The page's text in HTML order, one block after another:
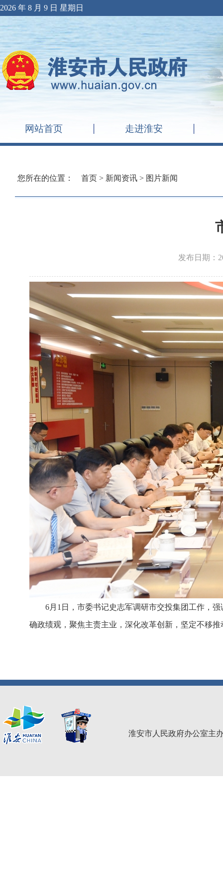
2026 年 8 月 9 日 星期日
网站首页 走进淮安
您所在的位置： 首页 > 新闻资讯 > 图片新闻
发布日期：
6月1日，市委书记史志军调研市交投集团工作，
确政绩观，聚焦主责主业，深化改革创新，坚定不移
淮安市人民政府办公室主